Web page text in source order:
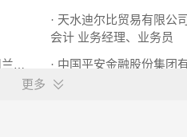
· 天水迪尔比贸易有限公司
会计 业务经理、业务员
· 上海奥维思市场营销服务有限公司兰州分公司
业务员 业务主管
更多